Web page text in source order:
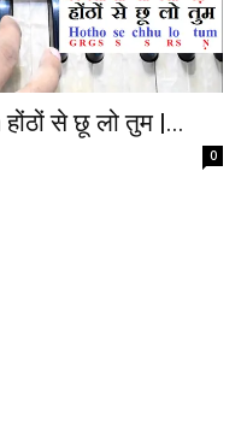
से छू लो तुम |...
0